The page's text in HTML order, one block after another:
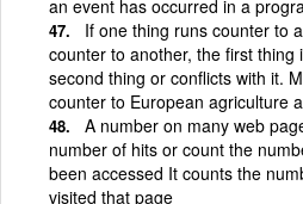
an event has occurred in a
If one thing runs counter to
counter to another, the first thing
second thing or conflicts with it.
counter to European agriculture
A number on many web
number of hits or count the
been accessed It counts the
visited that page